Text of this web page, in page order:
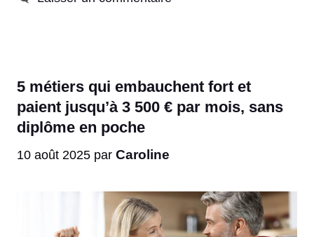
5 métiers qui embauchent fort et
paient jusqu’à 3 500 € par mois, sans
diplôme en poche
10 août 2025 par Caroline